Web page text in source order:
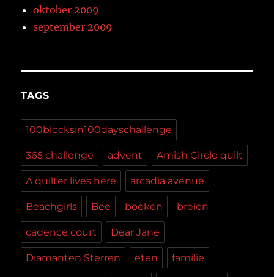
oktober 2009
september 2009
TAGS
100blocksin100dayschallenge
365 challenge advent Amish Circle quilt
A quilter lives here arcadia avenue
Beachgirls Bee boeken breien
cadence court Dear Jane
Diamanten Sterren eten familie